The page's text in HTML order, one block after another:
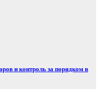
и контроль за порядком в